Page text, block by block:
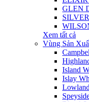
GLEN
Xem tất cả
Vùng Sản
Island
Islay